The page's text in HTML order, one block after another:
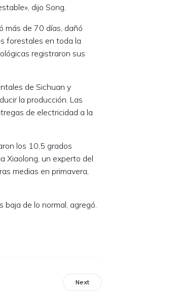
dijo Song.
más de 70 días, dañó
forestales en toda la
registraron sus
de Sichuan y
la producción. Las
de electricidad a la
los 10,5 grados
Xiaolong, un experto del
medias en primavera,
de lo normal, agregó.
Next